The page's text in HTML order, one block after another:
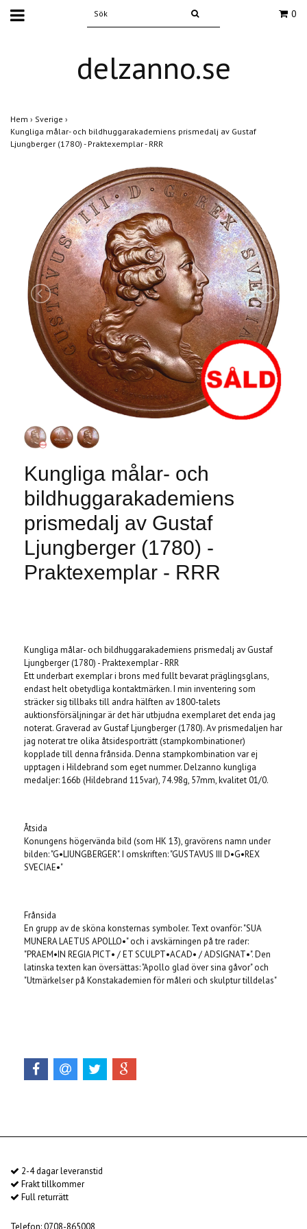
0
delzanno.se
Hem › Sverige ›
Kungliga målar- och bildhuggarakademiens prismedalj av Gustaf
Ljungberger (1780) - Praktexemplar - RRR
Kungliga målar- och
bildhuggarakademiens
prismedalj av Gustaf
Ljungberger (1780) -
Praktexemplar - RRR
Kungliga målar- och bildhuggarakademiens prismedalj av Gustaf
Ljungberger (1780) - Praktexemplar - RRR
Ett underbart exemplar i brons med fullt bevarat präglingsglans,
endast helt obetydliga kontaktmärken. I min inventering som
sträcker sig tillbaks till andra hälften av 1800-talets
auktionsförsäljningar är det här utbjudna exemplaret det enda jag
noterat. Graverad av Gustaf Ljungberger (1780). Av prismedaljen har
jag noterat tre olika åtsidesporträtt (stampkombinationer)
kopplade till denna frånsida. Denna stampkombination var ej
upptagen i Hildebrand som eget nummer. Delzanno kungliga
medaljer: 166b (Hildebrand 115var), 74.98g, 57mm, kvalitet 01/0.
Åtsida
Konungens högervända bild (som HK 13), gravörens namn under
bilden: "G•LIUNGBERGER". I omskriften: "GUSTAVUS III D•G•REX
SVECIAE•"
Frånsida
En grupp av de sköna konsternas symboler. Text ovanför: "SUA
MUNERA LAETUS APOLLO•" och i avskärningen på tre rader:
"PRAEM•IN REGIA PICT• / ET SCULPT•ACAD• / ADSIGNAT•". Den
latinska texten kan översättas: "Apollo glad över sina gåvor" och
"Utmärkelser på Konstakademien för måleri och skulptur tilldelas"
2-4 dagar leveranstid
Frakt tillkommer
Full returrätt
Telefon: 0708-865008